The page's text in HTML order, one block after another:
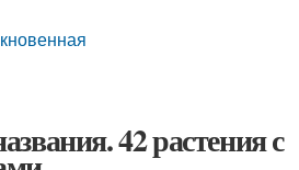
42 растения с